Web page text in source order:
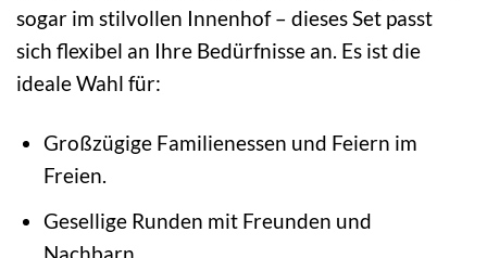
sogar im stilvollen Innenhof – dieses Set passt
sich flexibel an Ihre Bedürfnisse an. Es ist die
ideale Wahl für:
Großzügige Familienessen und Feiern im
Freien.
Gesellige Runden mit Freunden und
Nachbarn.